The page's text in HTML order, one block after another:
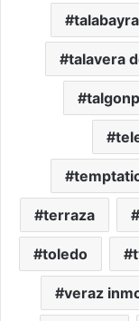
talabayra
talavera
terraza
toledo
veraz